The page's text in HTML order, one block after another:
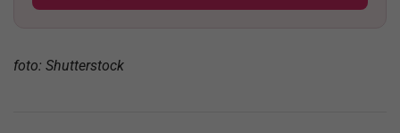
foto: Shutterstock